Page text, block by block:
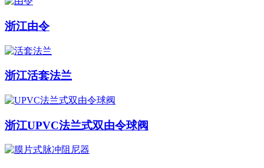
浙江由令
浙江活套法兰
浙江UPVC法兰式双由令球阀